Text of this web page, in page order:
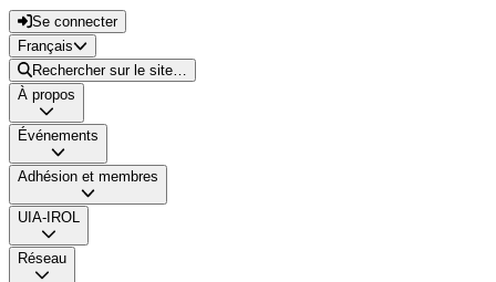
Se connecter
Français
Rechercher sur le site…
À propos
Événements
Adhésion et membres
UIA-IROL
Réseau